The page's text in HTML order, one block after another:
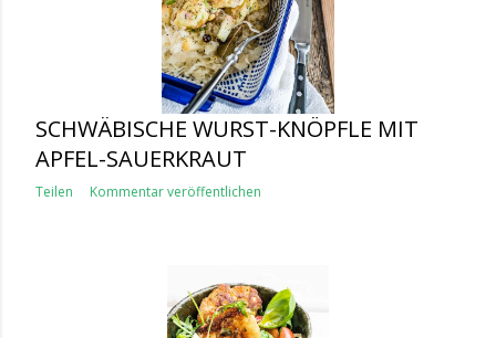
SCHWÄBISCHE WURST-KNÖPFLE MIT
APFEL-SAUERKRAUT
Teilen Kommentar veröffentlichen